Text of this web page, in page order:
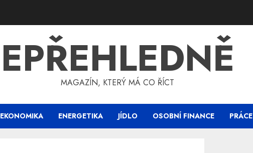
EPŘEHLEDNĚ
MAGAZÍN, KTERÝ MÁ CO ŘÍCT
EKONOMIKA ENERGETIKA JÍDLO OSOBNÍ FINANCE PRÁCE